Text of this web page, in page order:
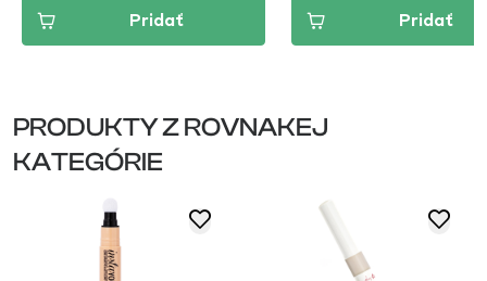
Pridať Pridať
PRODUKTY Z ROVNAKEJ
KATEGÓRIE